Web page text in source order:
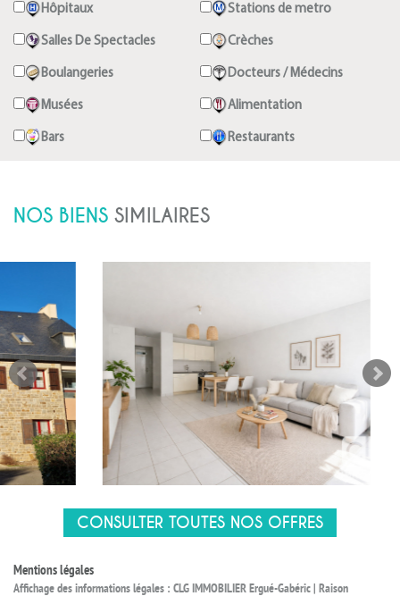
Hôpitaux Stations de metro
Salles De Spectacles Crèches
Boulangeries Docteurs / Médecins
Musées Alimentation
Bars Restaurants
NOS BIENS SIMILAIRES
CONSULTER TOUTES NOS OFFRES
Mentions légales
Affichage des informations légales : CLG IMMOBILIER Ergué-Gabéric | Raison